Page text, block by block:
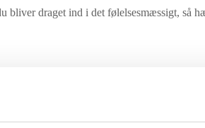
bliver draget ind i det følelsesmæssigt, så
omkring